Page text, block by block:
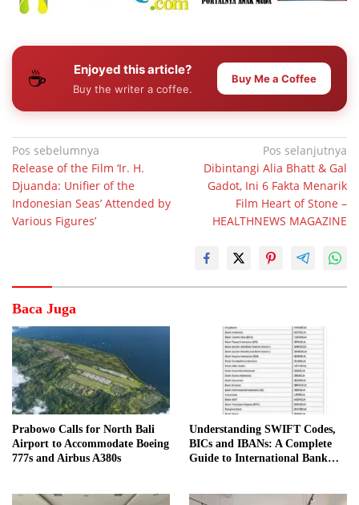
☕ Enjoyed this article?
Buy the writer a coffee.
Buy Me a Coffee
Navigasi
pos
Pos sebelumnya
Release of the Film ‘Ir. H.
Djuanda: Unifier of the
Indonesian Seas’ Attended by
Various Figures’
Pos selanjutnya
Dibintangi Alia Bhatt & Gal
Gadot, Ini 6 Fakta Menarik
Film Heart of Stone –
HEALTHNEWS MAGAZINE
Baca Juga
Prabowo Calls for North Bali
Airport to Accommodate Boeing
777s and Airbus A380s
Understanding SWIFT Codes,
BICs and IBANs: A Complete
Guide to International Bank